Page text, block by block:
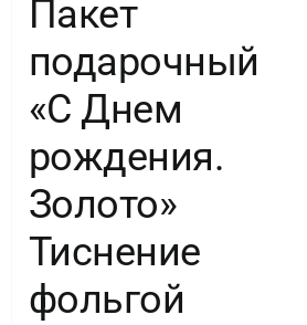
Пакет
подарочный
«С Днем
рождения.
Золото»
Тиснение
фольгой